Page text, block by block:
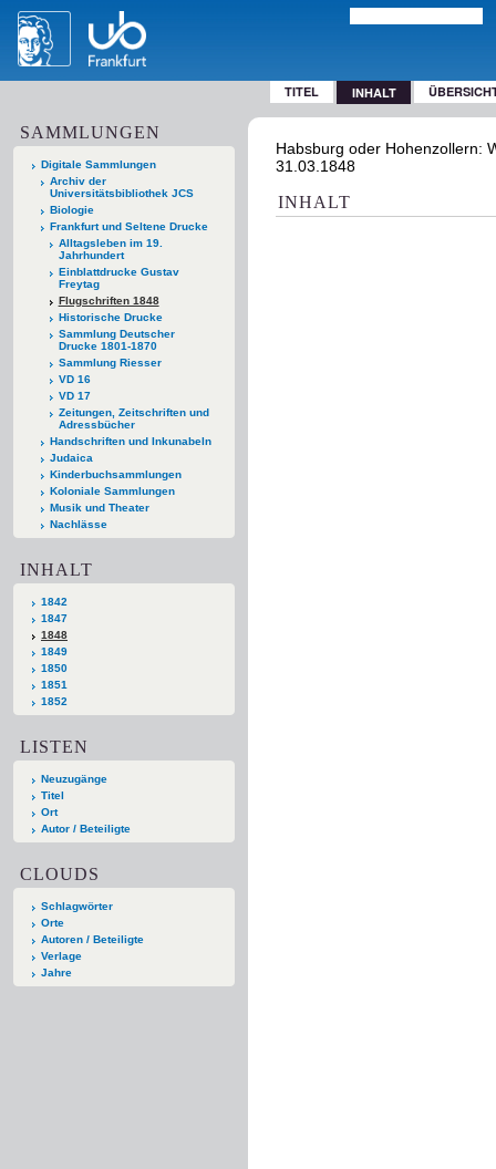
TITEL INHALT
SAMMLUNGEN
Digitale Sammlungen
Archiv der
Universitätsbibliothek JCS
Biologie
Frankfurt und Seltene Drucke
Alltagsleben im 19.
Jahrhundert
Einblattdrucke Gustav
Freytag
Flugschriften 1848
Historische Drucke
Sammlung Deutscher
Drucke 1801-1870
Sammlung Riesser
VD 16
VD 17
Zeitungen, Zeitschriften und
Adressbücher
Handschriften und Inkunabeln
Judaica
Kinderbuchsammlungen
Koloniale Sammlungen
Musik und Theater
Nachlässe
INHALT
1842
1847
1848
1849
1850
1851
1852
LISTEN
Neuzugänge
Titel
Ort
Autor / Beteiligte
CLOUDS
Schlagwörter
Orte
Autoren / Beteiligte
Verlage
Jahre
Habsburg oder Hohenzollern:
31.03.1848
INHALT